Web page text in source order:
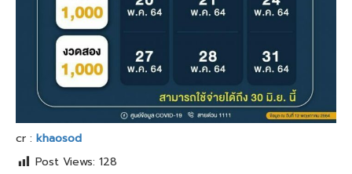
cr : khaosod
Post Views: 128